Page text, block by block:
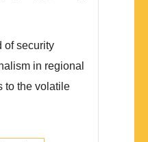
of security
in regional
to the volatile